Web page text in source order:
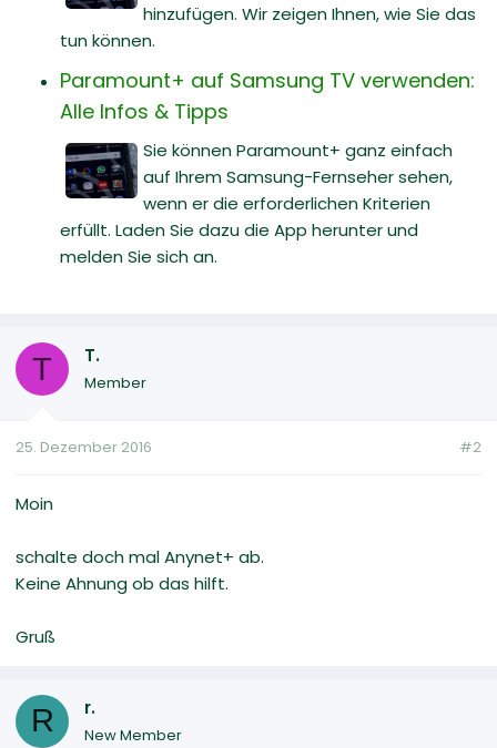
hinzufügen. Wir zeigen Ihnen, wie Sie das
tun können.
Paramount+ auf Samsung TV verwenden:
Alle Infos & Tipps
Sie können Paramount+ ganz einfach
auf Ihrem Samsung-Fernseher sehen,
wenn er die erforderlichen Kriterien
erfüllt. Laden Sie dazu die App herunter und
melden Sie sich an.
T T.
Member
25. Dezember 2016 #2
Moin
schalte doch mal Anynet+ ab.
Keine Ahnung ob das hilft.
Gruß
R r.
New Member